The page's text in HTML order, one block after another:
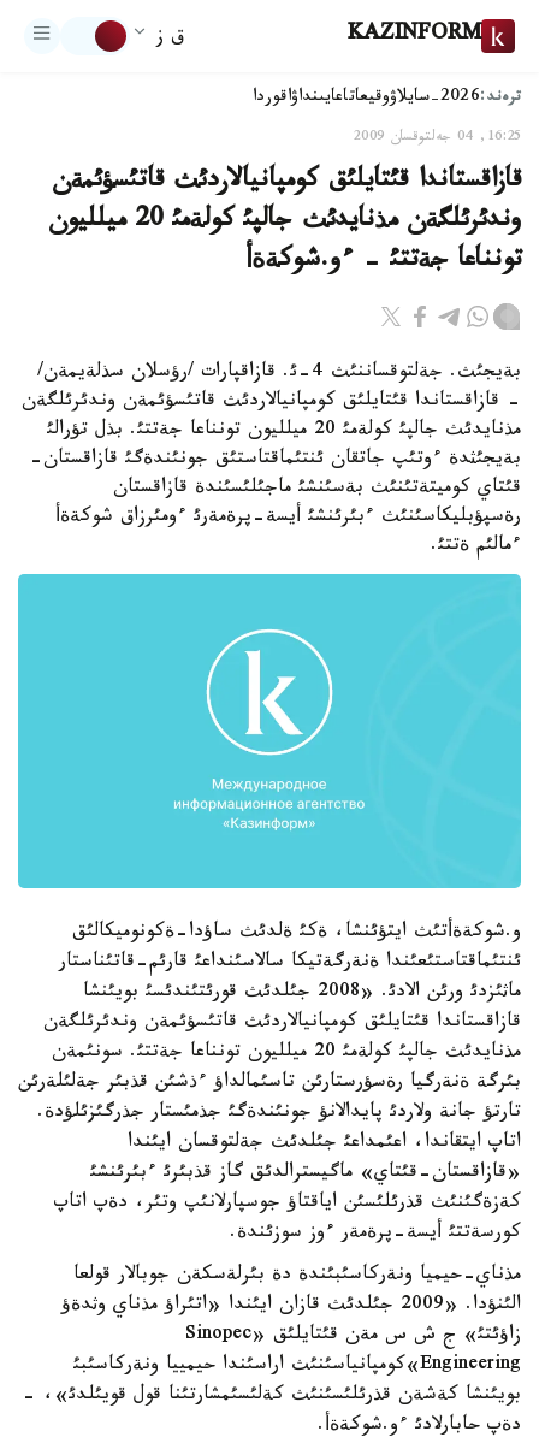
KAZINFORM ق ز
ترەند:2026-سايلاۋ وقيعاتاعايىنداۋاقوردا
16:25, 04 جەلتوقسان 2009
قازاقستاندا قئتايلئق كومپانيالاردئث قاتئسؤئمةن
وندئرئلگةن مذنايدئث جالپئ كولةمئ 20 ميلليون
تونناعا جةتتئ - ءو.شوكةةأ
بةيجئث. جةلتوقساننئث 4-ئ. قازاقپارات /رؤسلان سذلةيمةن/
- قازاقستاندا قئتايلئق كومپانيالاردئث قاتئسؤئمةن وندئرئلگةن
مذنايدئث جالپئ كولةمئ 20 ميلليون تونناعا جةتتئ. بذل تؤرالئ
بةيجئثدة ءوتئپ جاتقان ئنتئماقتاستئق جونئندةگئ قازاقستان-
قئتاي كوميتةتئنئث بةسئنشئ ماجئلئسئندة قازاقستان
رةسپؤبليكاسئنئث ءبئرئنشئ أيسة-پرةمةرئ ءومئرزاق شوكةةأ
ءمالئم ةتتئ.
و.شوكةةأتئث ايتؤئنشا، ةكئ ةلدئث ساؤدا-ةكونوميكالئق
ئنتئماقتاستئعئندا ةنةرگةتيكا سالاسئنداعئ قارئم-قاتئناستار
ماثئزدئ ورئن الادئ. «2008 جئلدئث قورئتئندئسئ بويئنشا
قازاقستاندا قئتايلئق كومپانيالاردئث قاتئسؤئمةن وندئرئلگةن
مذنايدئث جالپئ كولةمئ 20 ميلليون تونناعا جةتتئ. سونئمةن
بئرگة ةنةرگيا رةسؤرستارئن تاسئمالداؤ ءذشئن قذبئر جةلئلةرئن
تارتؤ جانة ولاردئ پايدالانؤ جونئندةگئ جذمئستار جذرگئزئلؤدة.
اتاپ ايتقاندا، اعئمداعئ جئلدئث جةلتوقسان ايئندا
«قازاقستان-قئتاي» ماگيسترالدئق گاز قذبئرئ ءبئرئنشئ
كةزةگئنئث قذرئلئسئن اياقتاؤ جوسپارلانئپ وتئر، دةپ اتاپ
كورسةتتئ أيسة-پرةمةر ءوز سوزئندة.
مذناي-حيميا ونةركاسئبئندة دة بئرلةسكةن جوبالار قولعا
الئنؤدا. «2009 جئلدئث قازان ايئندا «اتئراؤ مذناي وثدةؤ
زاؤئتئ» ج ش س مةن قئتايلئق «Sinopec
Engineering»كومپانياسئنئث اراسئندا حيمييا ونةركاسئبئ
بويئنشا كةشةن قذرئلئسئنئث كةلئسئمشارتئنا قول قويئلدئ»، -
دةپ حابارلادئ ءو.شوكةةأ.